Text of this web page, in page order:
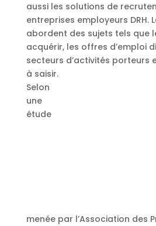
aussi les solutions de
entreprises employeurs DRH.
abordent des sujets tels que
acquérir, les offres d’emploi
secteurs d’activités porteurs
à saisir.
Selon
une
étude
menée par l’Association des